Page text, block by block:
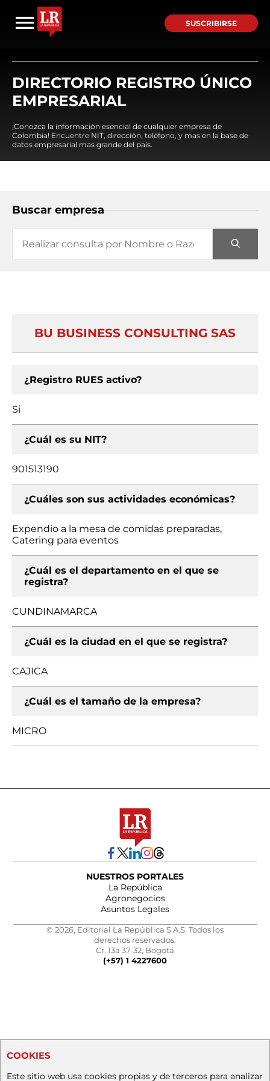
SUSCRIBIRSE
DIRECTORIO REGISTRO ÚNICO
EMPRESARIAL
¡Conozca la información esencial de cualquier empresa de
Colombia! Encuentre NIT, dirección, teléfono, y mas en la base de
datos empresarial mas grande del país.
Buscar empresa
BU BUSINESS CONSULTING SAS
¿Registro RUES activo?
Si
¿Cuál es su NIT?
901513190
¿Cuáles son sus actividades económicas?
Expendio a la mesa de comidas preparadas,
Catering para eventos
¿Cuál es el departamento en el que se
registra?
CUNDINAMARCA
¿Cuál es la ciudad en el que se registra?
CAJICA
¿Cuál es el tamaño de la empresa?
MICRO
NUESTROS PORTALES
La República
Agronegocios
Asuntos Legales
© 2026, Editorial La República S.A.S. Todos los
derechos reservados.
Cr. 13a 37-32, Bogotá
(+57) 1 4227600
COOKIES
Este sitio web usa cookies propias y de terceros para analizar